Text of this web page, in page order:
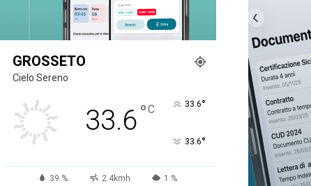
GROSSETO
Cielo Sereno
33.6°C 33.6°
33.6°
39 % 2.4kmh 1 %